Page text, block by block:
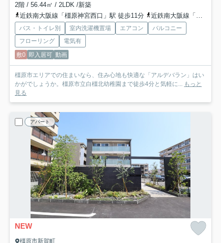
2階 / 56.44㎡ / 2LDK /新築
近鉄南大阪線「橿原神宮西口」駅 徒歩11分
近鉄南大阪線「橿原神宮前」駅 徒歩18分
バス・トイレ別 室内洗濯機置場 エアコン
バルコニー
フローリング
電気有
敷0 即入居可 動画
橿原市エリアでの住まいなら、住み心地も快適な「アルデバラン」はい
かがでしょうか。橿原市立白橿北幼稚園まで徒歩4分と気軽に...
もっと
見る
アパート
NEW
橿原市新賀町